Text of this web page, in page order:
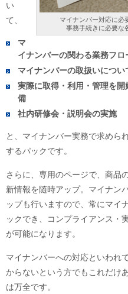
マイナンバー対応に必
事務手続きに必要な
い
て、
マ
イナンバーの関わる業務フロ
マイナンバーの取扱いにつ
実際に取得・利用・管理を
備
社内研修会・説明会の実施
と、マイナンバー実務で求めら
するパックです。
さらに、専用のページで、商品
新情報を随時アップ。マイナン
ップも行いますので、常にマイ
ックでき、コンプライアンス・
が可能になります。
マイナンバーへの対応といわれ
からないという方でもこれだけ
は万全です。